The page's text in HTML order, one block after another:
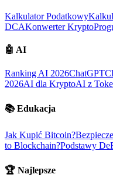
Kalkulator Podatkowy
DCAKonwerter Krypto
🤖 AI
Ranking AI 2026ChatGPT
2026AI dla KryptoAI z
📚 Edukacja
Jak Kupić Bitcoin?
to Blockchain?Podstawy
🏆 Najlepsze